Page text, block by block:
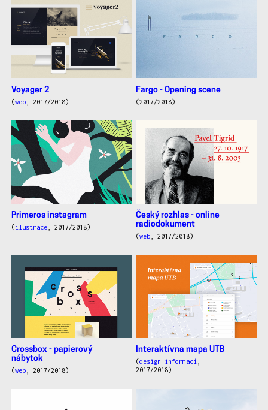
Voyager 2
(web, 2017/2018)
Fargo - Opening scene
(2017/2018)
Primeros instagram
(ilustrace, 2017/2018)
Český rozhlas - online
radiodokument
(web , 2017/2018)
Crossbox - papierový
nábytok
(web, 2017/2018)
Interaktívna mapa UTB
(design informací
2017/2018)